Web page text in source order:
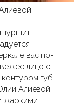
шуршит
вас по-
лицо с
губ.
Алиевой
жаркими